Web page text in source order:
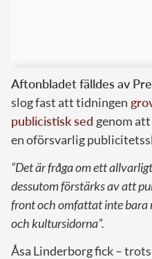
Aftonbladet fälldes av
slog fast att tidningen
publicistisk sed genom
en oförsvarlig
“Det är fråga om ett
dessutom förstärks av att
front och omfattat inte bara
och kultursidorna”.
Åsa Linderborg fick –